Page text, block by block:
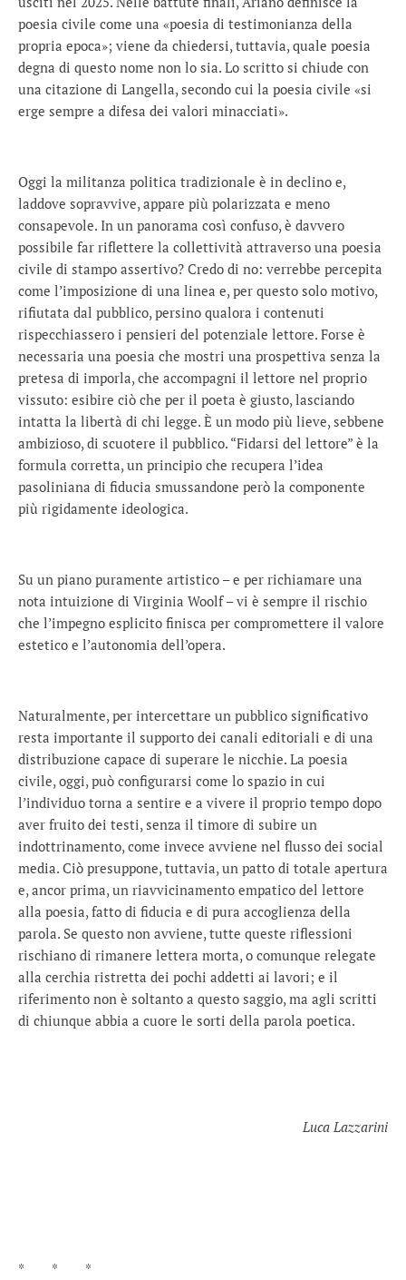
poesia civile come una «poesia di testimonianza della
propria epoca»; viene da chiedersi, tuttavia, quale poesia
degna di questo nome non lo sia. Lo scritto si chiude con
una citazione di Langella, secondo cui la poesia civile «si
erge sempre a difesa dei valori minacciati».
Oggi la militanza politica tradizionale è in declino e,
laddove sopravvive, appare più polarizzata e meno
consapevole. In un panorama così confuso, è davvero
possibile far riflettere la collettività attraverso una poesia
civile di stampo assertivo? Credo di no: verrebbe percepita
come l’imposizione di una linea e, per questo solo motivo,
rifiutata dal pubblico, persino qualora i contenuti
rispecchiassero i pensieri del potenziale lettore. Forse è
necessaria una poesia che mostri una prospettiva senza la
pretesa di imporla, che accompagni il lettore nel proprio
vissuto: esibire ciò che per il poeta è giusto, lasciando
intatta la libertà di chi legge. È un modo più lieve, sebbene
ambizioso, di scuotere il pubblico. “Fidarsi del lettore” è la
formula corretta, un principio che recupera l’idea
pasoliniana di fiducia smussandone però la componente
più rigidamente ideologica.
Su un piano puramente artistico – e per richiamare una
nota intuizione di Virginia Woolf – vi è sempre il rischio
che l’impegno esplicito finisca per compromettere il valore
estetico e l’autonomia dell’opera.
Naturalmente, per intercettare un pubblico significativo
resta importante il supporto dei canali editoriali e di una
distribuzione capace di superare le nicchie. La poesia
civile, oggi, può configurarsi come lo spazio in cui
l’individuo torna a sentire e a vivere il proprio tempo dopo
aver fruito dei testi, senza il timore di subire un
indottrinamento, come invece avviene nel flusso dei social
media. Ciò presuppone, tuttavia, un patto di totale apertura
e, ancor prima, un riavvicinamento empatico del lettore
alla poesia, fatto di fiducia e di pura accoglienza della
parola. Se questo non avviene, tutte queste riflessioni
rischiano di rimanere lettera morta, o comunque relegate
alla cerchia ristretta dei pochi addetti ai lavori; e il
riferimento non è soltanto a questo saggio, ma agli scritti
di chiunque abbia a cuore le sorti della parola poetica.
Luca Lazzarini
* * *